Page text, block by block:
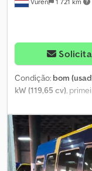
Condição: bom
kW (119,65 cv),
distância entre eixos:
cabina do condutor:
mecânico, número
número de lugares:3
1 960 mm, altura total: